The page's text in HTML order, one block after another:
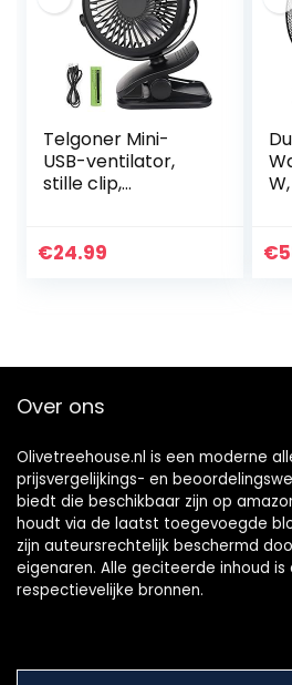
Telgoner Mini-
USB-ventilator,
stille clip,
batterij, 3
slaapkamer,
kinderwagen en
€24.99 €
Over ons
Olivetreehouse.nl is een moderne
prijsvergelijkings- en
biedt die beschikbaar zijn op
houdt via de laatst toegevoegde
zijn auteursrechtelijk beschermd
eigenaren. Alle geciteerde inhoud is
respectievelijke bronnen.